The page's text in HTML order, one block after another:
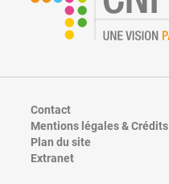
Contact
Mentions légales & Crédits
Plan du site
Extranet